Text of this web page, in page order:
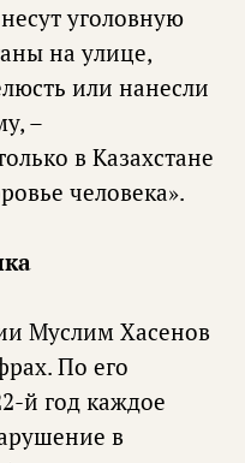
уголовную
на улице,
или нанесли
–
в Казахстане
человека».
Муслим Хасенов
По его
й год каждое
в